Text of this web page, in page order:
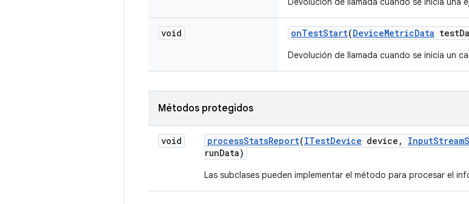
void onTestStart(DeviceMetricData test
Devolución de llamada cuando se inicia un
Métodos protegidos
void processStatsReport(ITestDevice device , InputStream
runData)
Las subclases pueden implementar el método para procesar el